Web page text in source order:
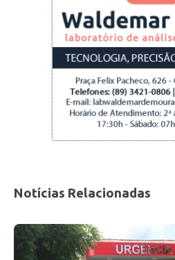
Notícias Relacionadas